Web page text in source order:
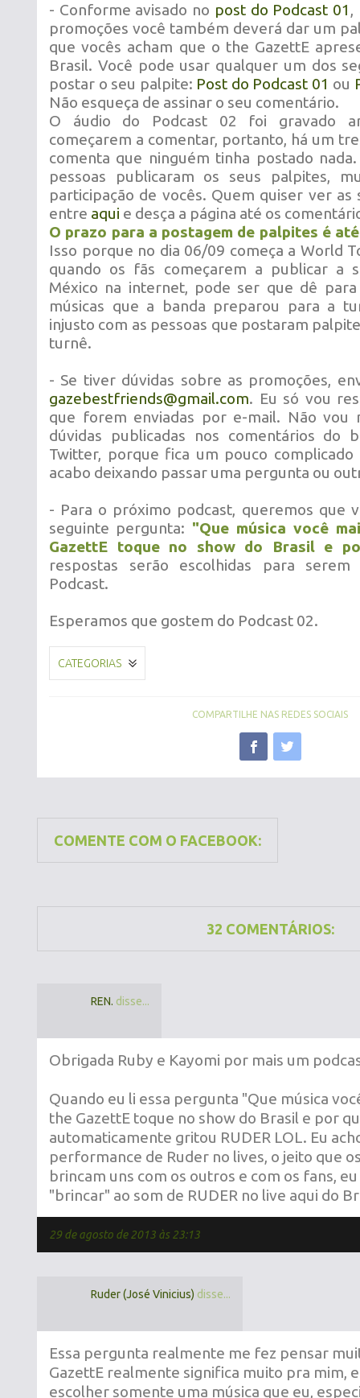
- Conforme avisado no post do Podcast 01 ,
promoções você também deverá dar um
que vocês acham que o the GazettE
Brasil. Você pode usar qualquer um dos
postar o seu palpite: Post do Podcast 01 ou
Não esqueça de assinar o seu comentário.
O áudio do Podcast 02 foi gravado
começarem a comentar, portanto, há um
comenta que ninguém tinha postado
pessoas publicaram os seus palpites,
participação de vocês. Quem quiser ver as
entre aqui e desça a página até os
O prazo para a postagem de palpites é
Isso porque no dia 06/09 começa a World
quando os fãs começarem a publicar a
México na internet, pode ser que dê
músicas que a banda preparou para a
injusto com as pessoas que postaram
turnê.
- Se tiver dúvidas sobre as promoções,
gazebestfriends@gmail.com. Eu só vou
que forem enviadas por e-mail. Não vou
dúvidas publicadas nos comentários do
Twitter, porque fica um pouco
acabo deixando passar uma pergunta ou
- Para o próximo podcast, queremos que
seguinte pergunta: "Que música você
GazettE toque no show do Brasil e
respostas serão escolhidas para
Podcast.
Esperamos que gostem do Podcast 02.
CATEGORIAS
COMPARTILHE NAS REDES SOCIAIS
COMENTE COM O FACEBOOK:
32 COMENTÁRIOS:
REN. disse...
Obrigada Ruby e Kayomi por mais um
Quando eu li essa pergunta "Que música
the GazettE toque no show do Brasil e por
automaticamente gritou RUDER LOL. Eu
performance de Ruder no lives, o jeito que
brincam uns com os outros e com os fans,
"brincar" ao som de RUDER no live aqui do
29 de agosto de 2013 às 23:13
Ruder (José Vinicius) disse...
Essa pergunta realmente me fez pensar
GazettE realmente significa muito pra mim,
escolher somente uma música que eu,